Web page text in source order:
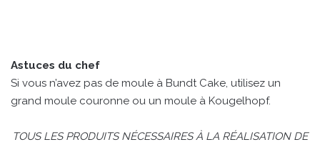
Astuces du chef
Si vous n’avez pas de moule à Bundt Cake, utilisez un
grand moule couronne ou un moule à Kougelhopf.
TOUS LES PRODUITS NÉCESSAIRES À LA RÉALISATION DE